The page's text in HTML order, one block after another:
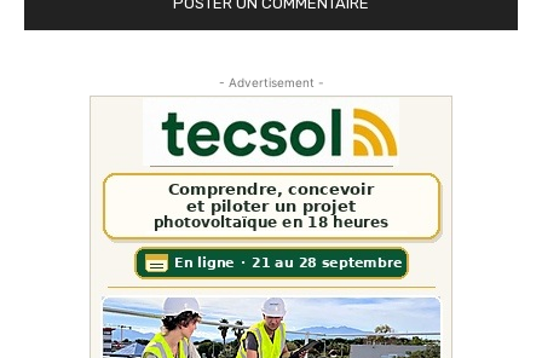
- Advertisement -